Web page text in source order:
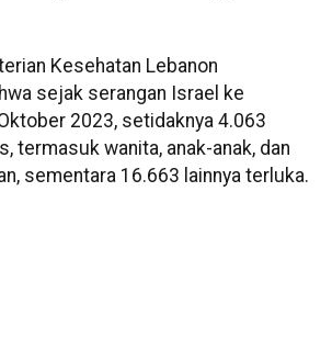
Kesehatan Lebanon
sejak serangan Israel ke
2023, setidaknya 4.063
termasuk wanita, anak-anak, dan
sementara 16.663 lainnya terluka.